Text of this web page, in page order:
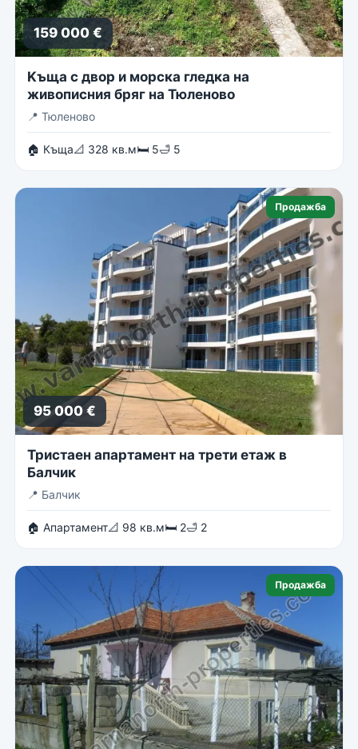
159 000 €
Kъща с двор и морска гледка на
живописния бряг на Тюленово
📍 Тюленово
🏠 Къща📐 328 кв.м🛏 5🛁 5
Продажба
95 000 €
Тристаен апартамент на трети етаж в
Балчик
📍 Балчик
🏠 Апартамент📐 98 кв.м🛏 2🛁 2
Продажба